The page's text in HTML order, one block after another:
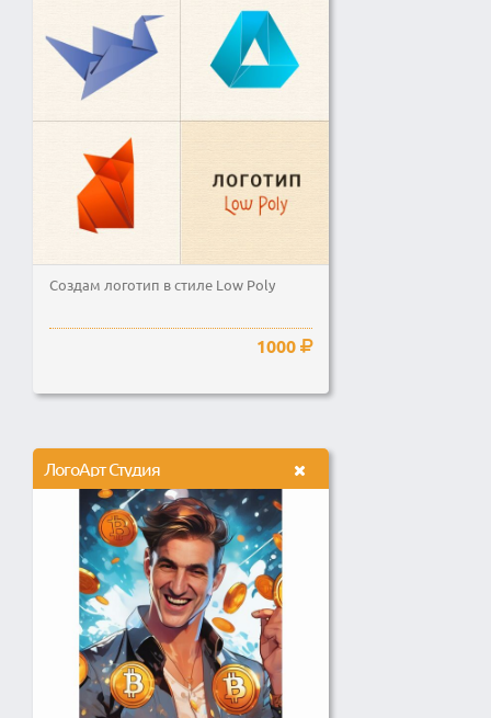
Создам логотип в стиле Low Poly
1000
ЛогоАрт Студия